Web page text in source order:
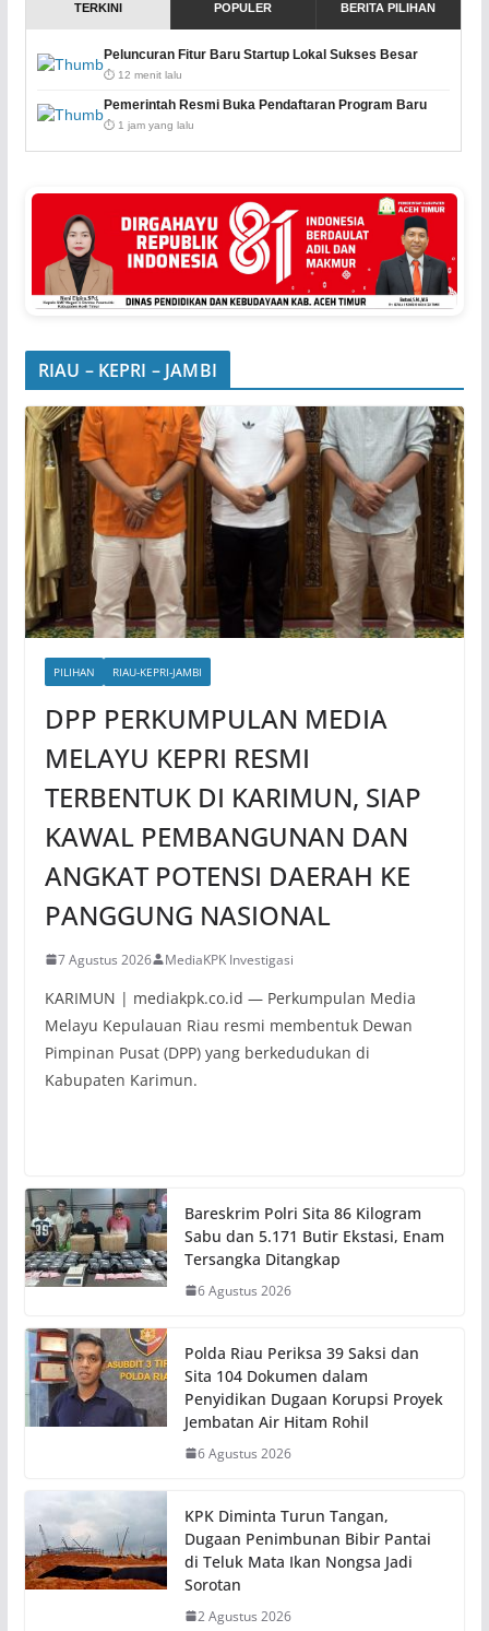
TERKINI POPULER BERITA PILIHAN
Peluncuran Fitur Baru Startup Lokal Sukses Besar
⏱️ 12 menit lalu
Pemerintah Resmi Buka Pendaftaran Program Baru
⏱️ 1 jam yang lalu
RIAU – KEPRI – JAMBI
PILIHAN RIAU-KEPRI-JAMBI
DPP PERKUMPULAN MEDIA
MELAYU KEPRI RESMI
TERBENTUK DI KARIMUN, SIAP
KAWAL PEMBANGUNAN DAN
ANGKAT POTENSI DAERAH KE
PANGGUNG NASIONAL
7 Agustus 2026 MediaKPK Investigasi
KARIMUN | mediakpk.co.id — Perkumpulan Media
Melayu Kepulauan Riau resmi membentuk Dewan
Pimpinan Pusat (DPP) yang berkedudukan di
Kabupaten Karimun.
Bareskrim Polri Sita 86 Kilogram
Sabu dan 5.171 Butir Ekstasi, Enam
Tersangka Ditangkap
6 Agustus 2026
Polda Riau Periksa 39 Saksi dan
Sita 104 Dokumen dalam
Penyidikan Dugaan Korupsi Proyek
Jembatan Air Hitam Rohil
6 Agustus 2026
KPK Diminta Turun Tangan,
Dugaan Penimbunan Bibir Pantai
di Teluk Mata Ikan Nongsa Jadi
Sorotan
2 Agustus 2026